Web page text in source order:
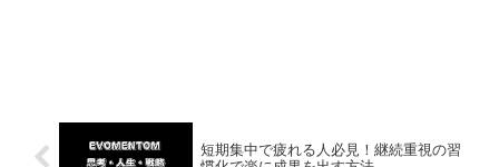
短期集中で疲れる人必見！継続重視の習